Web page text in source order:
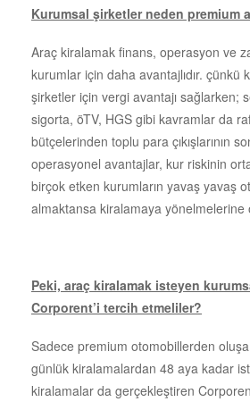
Kurumsal şirketler neden premium
Araç kiralamak finans, operasyon ve
kurumlar için daha avantajlıdır. çünkü
şirketler için vergi avantajı sağlarken;
sigorta, öTV, HGS gibi kavramlar da
bütçelerinden toplu para çıkışlarının
operasyonel avantajlar, kur riskinin
birçok etken kurumların yavaş yavaş
almaktansa kiralamaya yönelmelerine
Peki, araç kiralamak isteyen
Corporent’i tercih etmeliler?
Sadece premium otomobillerden
günlük kiralamalardan 48 aya kadar
kiralamalar da gerçekleştiren